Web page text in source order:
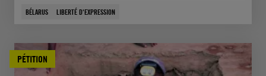
BÉLARUS LIBERTÉ D'EXPRESSION
PÉTITION